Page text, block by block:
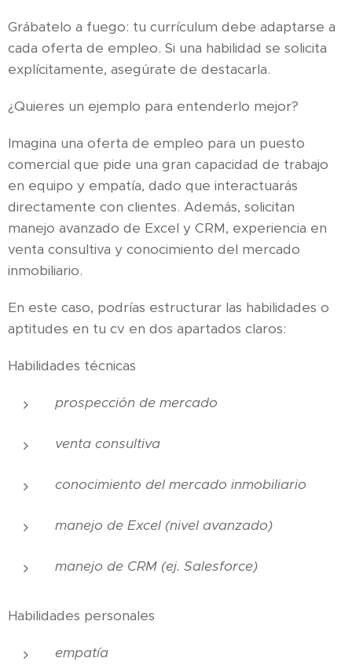
Grábatelo a fuego: tu currículum debe adaptarse a
cada oferta de empleo. Si una habilidad se solicita
explícitamente, asegúrate de destacarla.
¿Quieres un ejemplo para entenderlo mejor?
Imagina una oferta de empleo para un puesto
comercial que pide una gran capacidad de trabajo
en equipo y empatía, dado que interactuarás
directamente con clientes. Además, solicitan
manejo avanzado de Excel y CRM, experiencia en
venta consultiva y conocimiento del mercado
inmobiliario.
En este caso, podrías estructurar las habilidades o
aptitudes en tu cv en dos apartados claros:
Habilidades técnicas
prospección de mercado
venta consultiva
conocimiento del mercado inmobiliario
manejo de Excel (nivel avanzado)
manejo de CRM (ej. Salesforce)
Habilidades personales
empatía